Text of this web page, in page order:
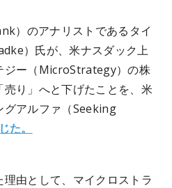
）のアナリストであるタイ
）氏が、米ナスダック上
ジー（MicroStrategy）の株
り」へと下げたことを、米
グアルファ（Seeking
た。
由として、マイクロストラ